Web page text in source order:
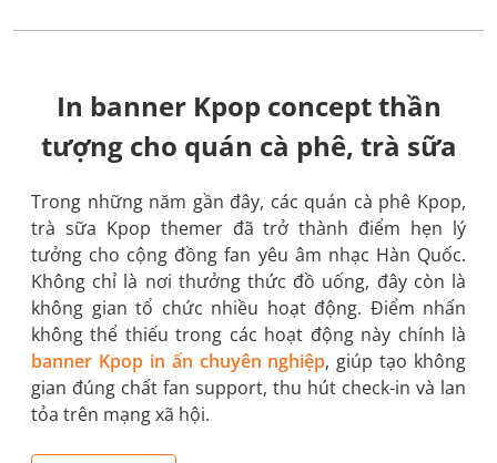
In banner Kpop concept thần
tượng cho quán cà phê, trà sữa
Trong những năm gần đây, các quán cà phê Kpop,
trà sữa Kpop themer đã trở thành điểm hẹn lý
tưởng cho cộng đồng fan yêu âm nhạc Hàn Quốc.
Không chỉ là nơi thưởng thức đồ uống, đây còn là
không gian tổ chức nhiều hoạt động. Điểm nhấn
không thể thiếu trong các hoạt động này chính là
banner Kpop in ấn chuyên nghiệp, giúp tạo không
gian đúng chất fan support, thu hút check-in và lan
tỏa trên mạng xã hội.